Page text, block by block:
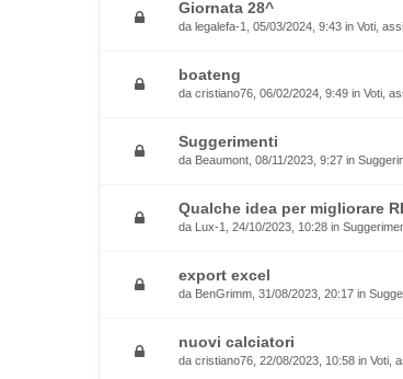
Giornata 28^
da legalefa-1 , 05/03/2024, 9:43 in Voti,
boateng
da cristiano76 , 06/02/2024, 9:49 in Voti,
Suggerimenti
da Beaumont , 08/11/2023, 9:27 in
Qualche idea per migliorare
da Lux-1 , 24/10/2023, 10:28 in
export excel
da BenGrimm , 31/08/2023, 20:17 in
nuovi calciatori
da cristiano76 , 22/08/2023, 10:58 in Voti,